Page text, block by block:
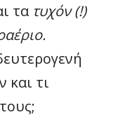
τα τυχόν (!)
τι